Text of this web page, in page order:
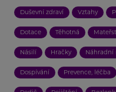
Duševní zdraví Vztahy
Dotace Těhotná
Násilí Hračky Náhradní
Dospívání Prevence, léčba